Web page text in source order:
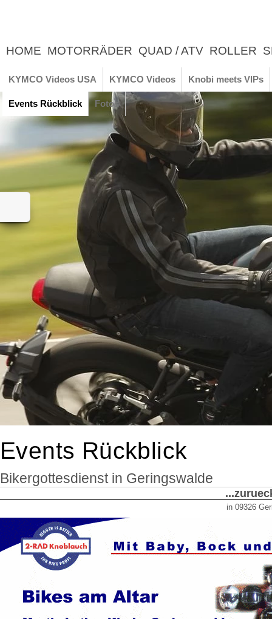
HOME MOTORRÄDER QUAD / ATV ROLLER
ERLEBNIS
KYMCO Videos USA KYMCO Videos Knobi meets VIPs
Events Rückblick Fotos
Events Rückblick
Bikergottesdienst in Geringswalde
in 09326